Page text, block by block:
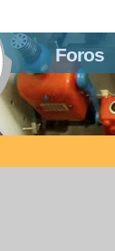
Foros